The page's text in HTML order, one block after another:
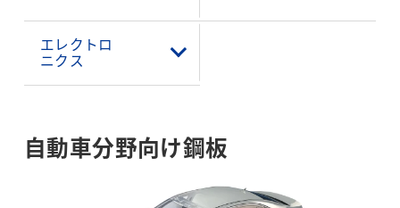
エレクトロ
ニクス
自動車分野向け鋼板